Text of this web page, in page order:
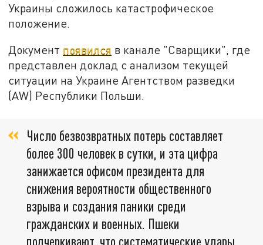
Украины сложилось катастрофическое
положение.
Документ появился в канале "Сварщики", где
представлен доклад с анализом текущей
ситуации на Украине Агентством разведки
(AW) Республики Польши.
Число безвозвратных потерь составляет
более 300 человек в сутки, и эта цифра
занижается офисом президента для
снижения вероятности общественного
взрыва и создания паники среди
гражданских и военных. Пшеки
подчеркивают, что систематические удары